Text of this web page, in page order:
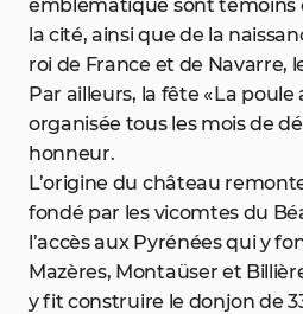
emblématique sont témoins
la cité, ainsi que de la
roi de France et de Navarre,
Par ailleurs, la fête « La poule
organisée tous les mois de
honneur.
L’origine du château
fondé par les vicomtes du
l’accès aux Pyrénées qui y
Mazères, Montaüser et
y fit construire le donjon de